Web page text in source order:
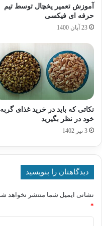
آموزش تعمیر یخچال توسط تیم
حرفه ای فیکسی
23 آبان 1400
نکاتی که باید در خرید غذای گربه
خود در نظر بگیرید
3 تیر 1402
دیدگاهتان را بنویسید
نشانی ایمیل شما منتشر نخواهد
*